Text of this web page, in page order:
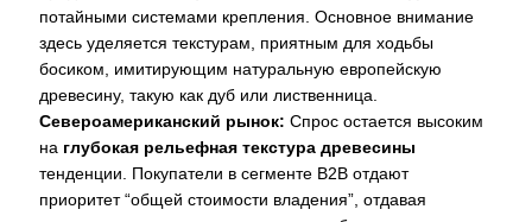
потайными системами крепления. Основное внимание
здесь уделяется текстурам, приятным для ходьбы
босиком, имитирующим натуральную европейскую
древесину, такую как дуб или лиственница.
Североамериканский рынок: Спрос остается высоким
на глубокая рельефная текстура древесины
тенденции. Покупатели в сегменте B2B отдают
приоритет “общей стоимости владения”, отдавая